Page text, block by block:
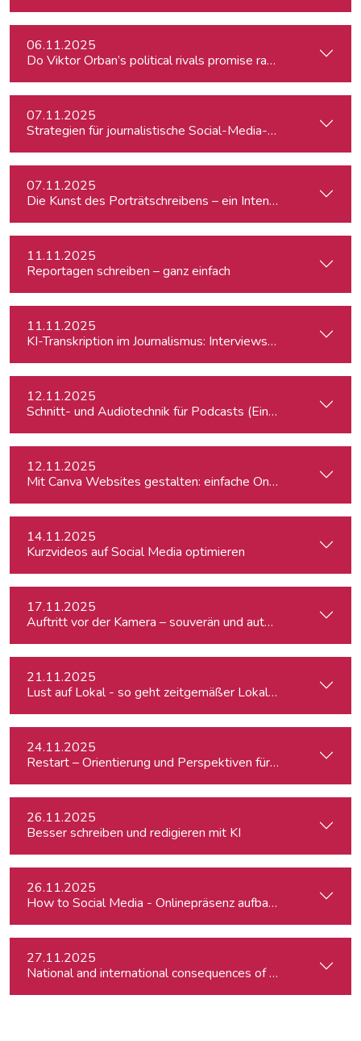
06.11.2025
Do Viktor Orban’s political rivals promise radical policy
07.11.2025
Strategien für journalistische Social-Media-Recherchen
07.11.2025
Die Kunst des Porträtschreibens – ein Intensiv-Workshop
11.11.2025
Reportagen schreiben – ganz einfach
11.11.2025
KI-Transkription im Journalismus: Interviews &
12.11.2025
Schnitt- und Audiotechnik für Podcasts (Einsteiger:innen)
12.11.2025
Mit Canva Websites gestalten: einfache One-Pager für
14.11.2025
Kurzvideos auf Social Media optimieren
17.11.2025
Auftritt vor der Kamera – souverän und authentisch
21.11.2025
Lust auf Lokal - so geht zeitgemäßer Lokaljournalismus
24.11.2025
Restart – Orientierung und Perspektiven für Medienprofis
26.11.2025
Besser schreiben und redigieren mit KI
26.11.2025
How to Social Media - Onlinepräsenz aufbauen & Beiträge
27.11.2025